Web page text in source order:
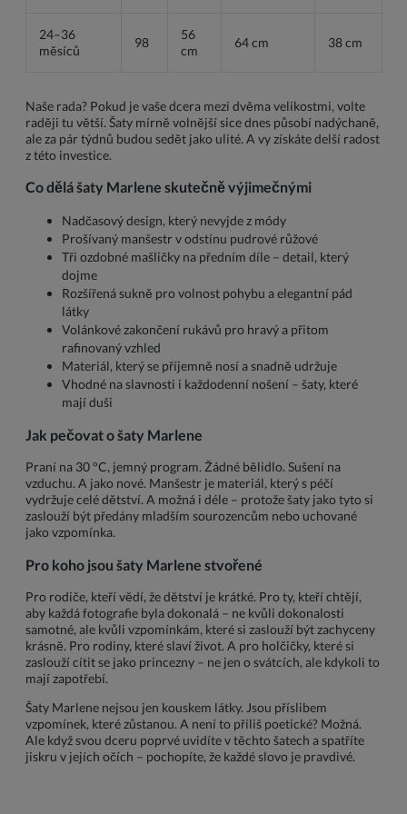
24–36
měsíců
98
56
cm
64 cm 38 cm
Naše rada? Pokud je vaše dcera mezi dvěma velikostmi, volte
raději tu větší. Šaty mírně volnější sice dnes působí nadýchaně,
ale za pár týdnů budou sedět jako ulité. A vy získáte delší radost
z této investice.
Co dělá šaty Marlene skutečně výjimečnými
Nadčasový design, který nevyjde z módy
Prošívaný manšestr v odstínu pudrové růžové
Tři ozdobné mašličky na předním díle – detail, který
dojme
Rozšířená sukně pro volnost pohybu a elegantní pád
látky
Volánkové zakončení rukávů pro hravý a přitom
rafinovaný vzhled
Materiál, který se příjemně nosí a snadně udržuje
Vhodné na slavnosti i každodenní nošení – šaty, které
mají duši
Jak pečovat o šaty Marlene
Praní na 30 °C, jemný program. Žádné bělidlo. Sušení na
vzduchu. A jako nové. Manšestr je materiál, který s péčí
vydržuje celé dětství. A možná i déle – protože šaty jako tyto si
zaslouží být předány mladším sourozencům nebo uchované
jako vzpomínka.
Pro koho jsou šaty Marlene stvořené
Pro rodiče, kteří vědí, že dětství je krátké. Pro ty, kteří chtějí,
aby každá fotografie byla dokonalá – ne kvůli dokonalosti
samotné, ale kvůli vzpomínkám, které si zaslouží být zachyceny
krásně. Pro rodiny, které slaví život. A pro holčičky, které si
zaslouží cítit se jako princezny – ne jen o svátcích, ale kdykoli to
mají zapotřebí.
Šaty Marlene nejsou jen kouskem látky. Jsou příslibem
vzpomínek, které zůstanou. A není to příliš poetické? Možná.
Ale když svou dceru poprvé uvidíte v těchto šatech a spatříte
jiskru v jejích očích – pochopíte, že každé slovo je pravdivé.